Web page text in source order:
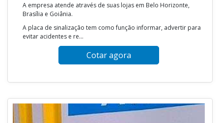
A empresa atende através de suas lojas em Belo Horizonte,
Brasília e Goiânia.
A placa de sinalização tem como função informar, advertir para
evitar acidentes e re...
Cotar agora